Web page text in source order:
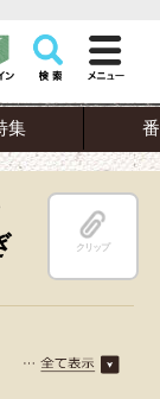
集
クリップ